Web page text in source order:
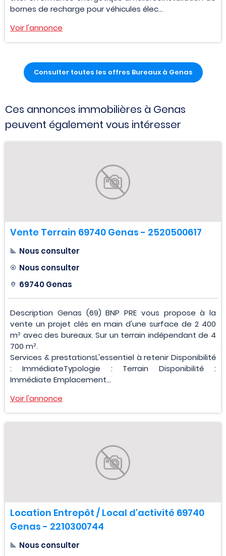
bornes de recharge pour véhicules élec...
Voir l'annonce
Consulter toutes les offres Bureaux à Genas
Ces annonces immobilières à Genas
peuvent également vous intéresser
Vente Terrain 69740 Genas - 2520500617
Nous consulter
Nous consulter
69740 Genas
Description Genas (69) BNP PRE vous propose à la
vente un projet clés en main d'une surface de 2 400
m² avec des bureaux. Sur un terrain indépendant de 4
700 m².
Services & prestationsL'essentiel à retenir Disponibilité
: ImmédiateTypologie : Terrain Disponibilité :
Immédiate Emplacement...
Voir l'annonce
Location Entrepôt / Local d'activité 69740
Genas - 2210300744
Nous consulter